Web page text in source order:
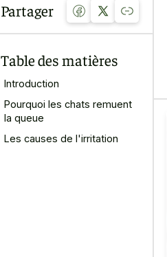
Partager
Table des matières
Introduction
Pourquoi les chats remuent
la queue
Les causes de l'irritation